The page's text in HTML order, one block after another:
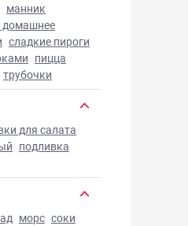
манник
домашнее
сладкие пироги
пицца
трубочки
для салата
подливка
морс соки